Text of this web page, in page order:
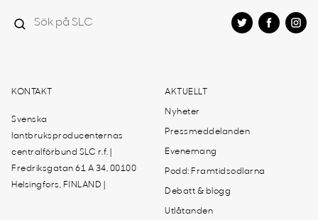
KONTAKT
Svenska
lantbruksproducenternas
centralförbund SLC r.f. |
Fredriksgatan 61 A 34, 00100
Helsingfors, FINLAND |
AKTUELLT
Nyheter
Pressmeddelanden
Evenemang
Podd: Framtidsodlarna
Debatt & blogg
Utlåtanden